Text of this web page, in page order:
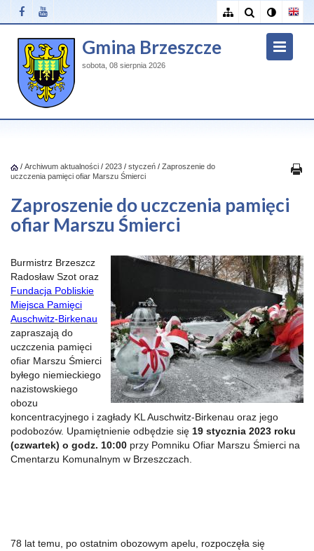
Gmina Brzeszcze
sobota, 08 sierpnia 2026
/ Archiwum aktualności / 2023 / styczeń / Zaproszenie do
uczczenia pamięci ofiar Marszu Śmierci
Zaproszenie do uczczenia pamięci
ofiar Marszu Śmierci
Burmistrz Brzeszcz
Radosław Szot oraz
Fundacja Pobliskie
Miejsca Pamięci
Auschwitz-Birkenau
zapraszają do
uczczenia pamięci
ofiar Marszu Śmierci
byłego niemieckiego
nazistowskiego
obozu
koncentracyjnego i zagłady KL Auschwitz-Birkenau oraz jego
podobozów. Upamiętnienie odbędzie się 19 stycznia 2023 roku
(czwartek) o godz. 10:00 przy Pomniku Ofiar Marszu Śmierci na
Cmentarzu Komunalnym w Brzeszczach.
78 lat temu, po ostatnim obozowym apelu, rozpoczęła się